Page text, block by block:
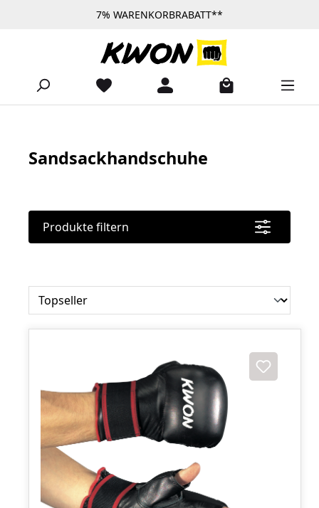
Zum Hauptinhalt springen7% WARENKORBRABATT**
Sandsackhandschuhe
Produkte filtern